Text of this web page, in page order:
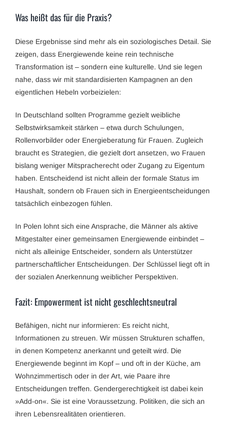
Was heißt das für die Praxis?
Diese Ergebnisse sind mehr als ein soziologisches Detail. Sie
zeigen, dass Energiewende keine rein technische
Transformation ist – sondern eine kulturelle. Und sie legen
nahe, dass wir mit standardisierten Kampagnen an den
eigentlichen Hebeln vorbeizielen:
In Deutschland sollten Programme gezielt weibliche
Selbstwirksamkeit stärken – etwa durch Schulungen,
Rollenvorbilder oder Energieberatung für Frauen. Zugleich
braucht es Strategien, die gezielt dort ansetzen, wo Frauen
bislang weniger Mitspracherecht oder Zugang zu Eigentum
haben. Entscheidend ist nicht allein der formale Status im
Haushalt, sondern ob Frauen sich in Energieentscheidungen
tatsächlich einbezogen fühlen.
In Polen lohnt sich eine Ansprache, die Männer als aktive
Mitgestalter einer gemeinsamen Energiewende einbindet –
nicht als alleinige Entscheider, sondern als Unterstützer
partnerschaftlicher Entscheidungen. Der Schlüssel liegt oft in
der sozialen Anerkennung weiblicher Perspektiven.
Fazit: Empowerment ist nicht geschlechtsneutral
Befähigen, nicht nur informieren: Es reicht nicht,
Informationen zu streuen. Wir müssen Strukturen schaffen,
in denen Kompetenz anerkannt und geteilt wird. Die
Energiewende beginnt im Kopf – und oft in der Küche, am
Wohnzimmertisch oder in der Art, wie Paare ihre
Entscheidungen treffen. Gendergerechtigkeit ist dabei kein
»Add-on«. Sie ist eine Voraussetzung. Politiken, die sich an
ihren Lebensrealitäten orientieren.